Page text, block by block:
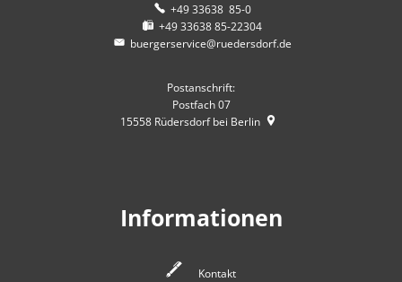
+49 33638 85-0
+49 33638 85-22304
buergerservice@ruedersdorf.de
Postanschrift:
Postfach 07
15558 Rüdersdorf bei Berlin
Informationen
Kontakt